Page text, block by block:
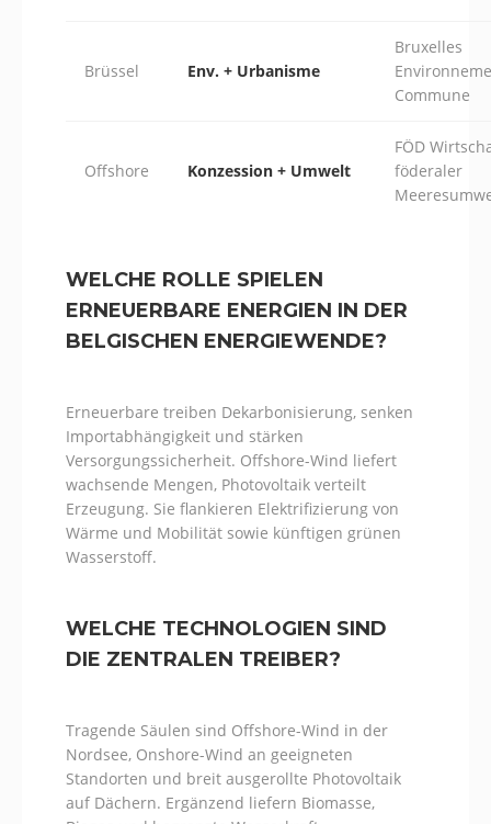
Brüssel Env. + Urbanisme
Bruxelles
Commune
Offshore Konzession + Umwelt
FÖD
föderaler
WELCHE ROLLE SPIELEN
ERNEUERBARE ENERGIEN IN DER
BELGISCHEN ENERGIEWENDE?
Erneuerbare treiben Dekarbonisierung, senken
Importabhängigkeit und stärken
Versorgungssicherheit. Offshore-Wind liefert
wachsende Mengen, Photovoltaik verteilt
Erzeugung. Sie flankieren Elektrifizierung von
Wärme und Mobilität sowie künftigen grünen
Wasserstoff.
WELCHE TECHNOLOGIEN SIND
DIE ZENTRALEN TREIBER?
Tragende Säulen sind Offshore-Wind in der
Nordsee, Onshore-Wind an geeigneten
Standorten und breit ausgerollte Photovoltaik
auf Dächern. Ergänzend liefern Biomasse,